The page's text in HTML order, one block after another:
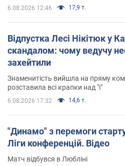
6.08.2026 12:46 17,9 т.
Відпустка Лесі Нікітюк у
скандалом: чому ведучу
захейтили
Знаменитість вийшла на пряму
розставила всі крапки над "і"
6.08.2026 17:32 14,6 т.
"Динамо" з перемоги
Ліги конференцій. Відео
Матч відбувся в Любліні